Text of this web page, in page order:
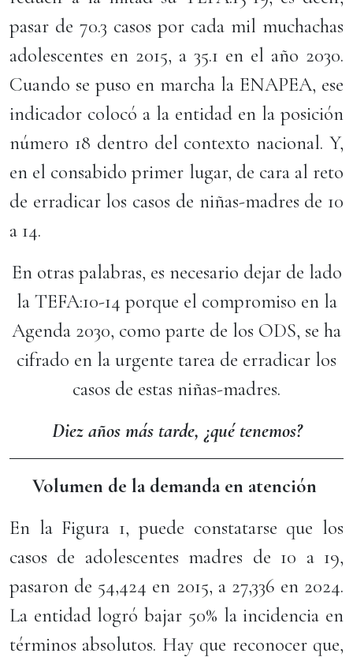
pasar de 70.3 casos por cada mil muchachas
adolescentes en 2015, a 35.1 en el año 2030.
Cuando se puso en marcha la ENAPEA, ese
indicador colocó a la entidad en la posición
número 18 dentro del contexto nacional. Y,
en el consabido primer lugar, de cara al reto
de erradicar los casos de niñas-madres de 10
a 14.
En otras palabras, es necesario dejar de lado
la TEFA:10-14 porque el compromiso en la
Agenda 2030, como parte de los ODS, se ha
cifrado en la urgente tarea de erradicar los
casos de estas niñas-madres.
Diez años más tarde, ¿qué tenemos?
Volumen de la demanda en atención
En la Figura 1, puede constatarse que los
casos de adolescentes madres de 10 a 19,
pasaron de 54,424 en 2015, a 27,336 en 2024.
La entidad logró bajar 50% la incidencia en
términos absolutos. Hay que reconocer que,